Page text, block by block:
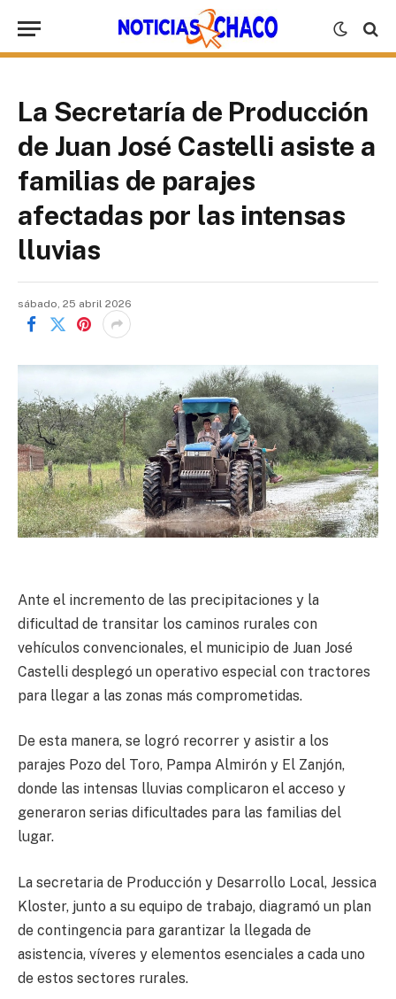
La Secretaría de Producción
de Juan José Castelli asiste a
familias de parajes
afectadas por las intensas
lluvias
sábado, 25 abril 2026
Ante el incremento de las precipitaciones y la
dificultad de transitar los caminos rurales con
vehículos convencionales, el municipio de Juan José
Castelli desplegó un operativo especial con tractores
para llegar a las zonas más comprometidas.
De esta manera, se logró recorrer y asistir a los
parajes Pozo del Toro, Pampa Almirón y El Zanjón,
donde las intensas lluvias complicaron el acceso y
generaron serias dificultades para las familias del
lugar.
La secretaria de Producción y Desarrollo Local, Jessica
Kloster, junto a su equipo de trabajo, diagramó un plan
de contingencia para garantizar la llegada de
asistencia, víveres y elementos esenciales a cada uno
de estos sectores rurales.